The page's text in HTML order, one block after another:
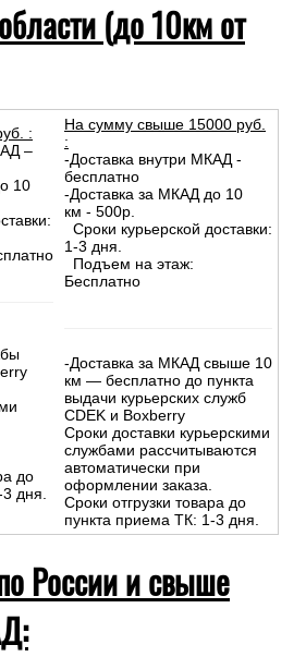
(до 10км от
:
–
10
до
дня.
На сумму свыше 15000 руб.
:
-Доставка внутри МКАД -
бесплатно
-Доставка за МКАД до 10
км - 500р.
Сроки курьерской доставки:
1-3 дня.
Подъем на этаж:
Бесплатно
-Доставка за МКАД свыше 10
км — бесплатно до пункта
выдачи курьерских служб
CDEK и Boxberry
Сроки доставки курьерскими
службами рассчитываются
автоматически при
оформлении заказа.
Сроки отгрузки товара до
пункта приема ТК: 1-3 дня.
России и свыше